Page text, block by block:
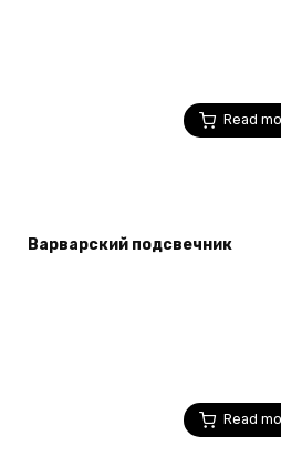
Read
Варварский подсвечник
Read